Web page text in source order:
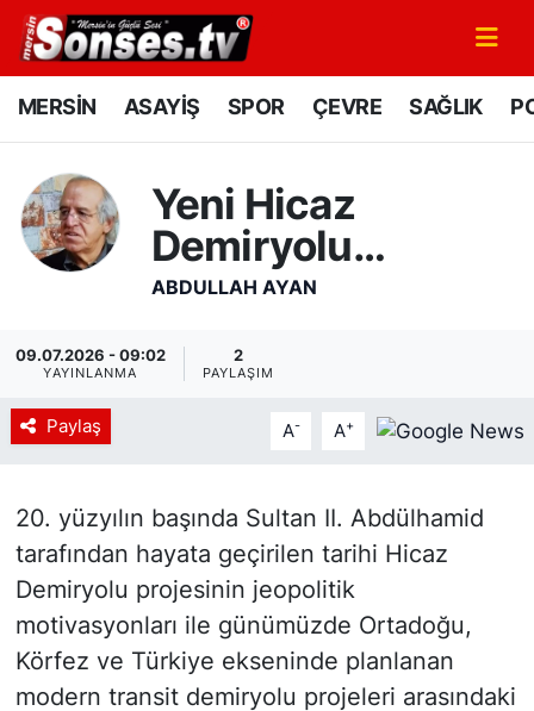
MERSİN ASAYİŞ SPOR ÇEVRE SAĞLIK
Yeni Hicaz
Demiryolu…
ABDULLAH AYAN
09.07.2026 - 09:02
YAYINLANMA
2
PAYLAŞIM
Paylaş A- A+
20. yüzyılın başında Sultan II. Abdülhamid
tarafından hayata geçirilen tarihi Hicaz
Demiryolu projesinin jeopolitik
motivasyonları ile günümüzde Ortadoğu,
Körfez ve Türkiye ekseninde planlanan
modern transit demiryolu projeleri arasındaki
MERSİN
SPOR
GÜNÜN MANŞETİ
SAĞLIK
Siyaset
YEREL HABER
Haberde insan
Mersin Nöbetçi Eczaneler
Mersin Namaz Vakitleri
Mersin Trafik Yoğunluk Haritası
Haber Arşivi